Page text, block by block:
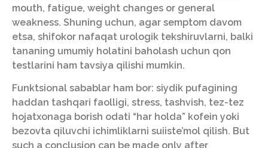
mouth, fatigue, weight changes or general
weakness. Shuning uchun, agar semptom davom
etsa, shifokor nafaqat urologik tekshiruvlarni, balki
tananing umumiy holatini baholash uchun qon
testlarini ham tavsiya qilishi mumkin.
Funktsional sabablar ham bor: siydik pufagining
haddan tashqari faolligi, stress, tashvish, tez-tez
hojatxonaga borish odati “har holda” kofein yoki
bezovta qiluvchi ichimliklarni suiiste’mol qilish. But
such a conclusion can be made only after